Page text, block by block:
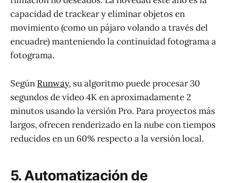
capacidad de trackear y eliminar objetos en
movimiento (como un pájaro volando a través del
encuadre) manteniendo la continuidad fotograma a
fotograma.
Según Runway, su algoritmo puede procesar 30
segundos de vídeo 4K en aproximadamente 2
minutos usando la versión Pro. Para proyectos más
largos, ofrecen renderizado en la nube con tiempos
reducidos en un 60% respecto a la versión local.
5. Automatización de